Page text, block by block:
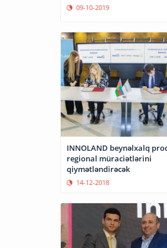
09-10-2019
INNOLAND beynəlxalq
regional müraciətlərini
qiymətləndirəcək
14-12-2018